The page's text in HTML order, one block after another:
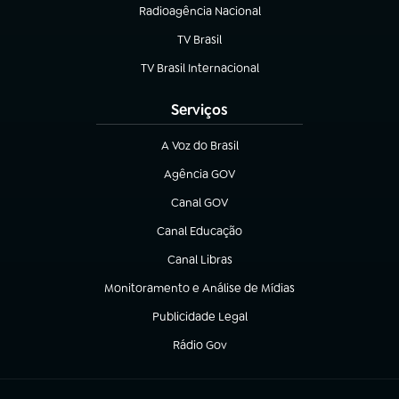
Radioagência Nacional
(abre em nova aba)
TV Brasil
(abre em nova aba)
TV Brasil Internacional
(abre em nova aba)
Serviços
A Voz do Brasil
(abre em nova aba)
Agência GOV
(abre em nova aba)
Canal GOV
(abre em nova aba)
Canal Educação
(abre em nova aba)
Canal Libras
(abre em nova aba)
Monitoramento e Análise de Mídias
(abre em nova aba)
Publicidade Legal
(abre em nova aba)
Rádio Gov
(abre em nova aba)